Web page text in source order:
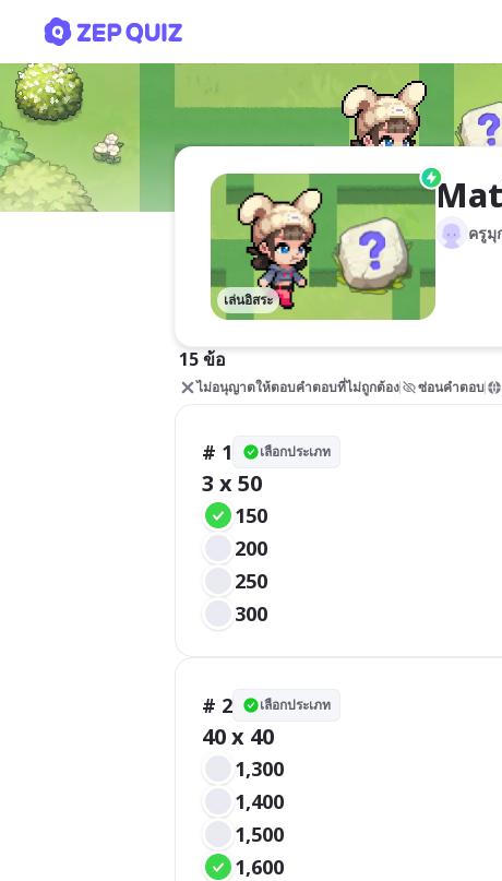
เล่นอิสระ
ครูมุ
15 ข้อ
ไม่อนุญาตให้ตอบคำตอบที่ไม่ถูกต้อง ซ่อนคำตอบ
# 1 เลือกประเภท
3 x 50
150
200
250
300
# 2 เลือกประเภท
40 x 40
1,300
1,400
1,500
1,600